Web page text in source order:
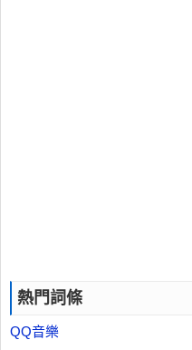
熱門詞條
QQ音樂